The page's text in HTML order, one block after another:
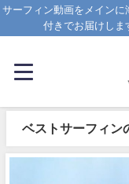
サーフィン動画をメインに
付きでお届けしま
ベストサーフィン